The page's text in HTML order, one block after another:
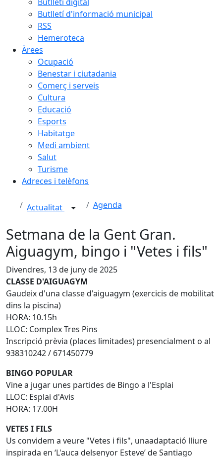
Butlletí d'informació municipal
RSS
Hemeroteca
Àrees
Ocupació
Benestar i ciutadania
Comerç i serveis
Cultura
Educació
Esports
Habitatge
Medi ambient
Salut
Turisme
Adreces i telèfons
Actualitat Agenda
Setmana de la Gent Gran.
Aiguagym, bingo i "Vetes i fils"
Divendres, 13 de juny de 2025
CLASSE D'AIGUAGYM
Gaudeix d'una classe d'aiguagym (exercicis de mobilitat
dins la piscina)
HORA: 10.15h
LLOC: Complex Tres Pins
Inscripció prèvia (places limitades) presencialment o al
938310242 / 671450779
BINGO POPULAR
Vine a jugar unes partides de Bingo a l'Esplai
LLOC: Esplai d'Avis
HORA: 17.00H
VETES I FILS
Us convidem a veure "Vetes i fils", unaadaptació lliure
inspirada en ‘L'auca delsenyor Esteve’ de Santiago